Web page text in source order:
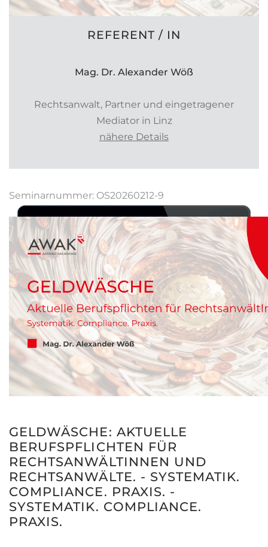
REFERENT / IN
Mag. Dr. Alexander Wöß
Rechtsanwalt, Partner und eingetragener
Mediator in Linz
nähere Details
Seminarnummer: OS20260212-9
GELDWÄSCHE: AKTUELLE
BERUFSPFLICHTEN FÜR
RECHTSANWÄLTINNEN UND
RECHTSANWÄLTE. - SYSTEMATIK.
COMPLIANCE. PRAXIS. -
SYSTEMATIK. COMPLIANCE.
PRAXIS.